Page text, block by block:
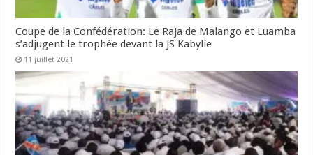
Coupe de la Confédération: Le Raja de Malango et Luamba
s’adjugent le trophée devant la JS Kabylie
11 juillet 2021